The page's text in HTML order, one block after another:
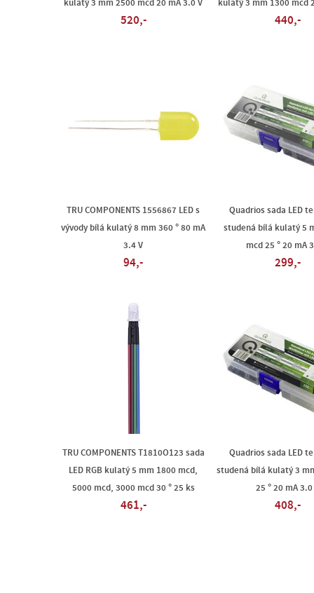
kulatý 3 mm 2500 mcd 20 mA 3.0 V
520,-
kulatý 3 mm 1300 mcd
440,-
TRU COMPONENTS 1556867 LED s
vývody bílá kulatý 8 mm 360 ° 80 mA
3.4 V
94,-
Quadrios sada LED
studená bílá kulatý 5
mcd 25 ° 20 mA
299,-
TRU COMPONENTS T1810O123 sada
LED RGB kulatý 5 mm 1800 mcd,
5000 mcd, 3000 mcd 30 ° 25 ks
461,-
Quadrios sada LED
studená bílá kulatý 3
25 ° 20 mA 3.0
408,-